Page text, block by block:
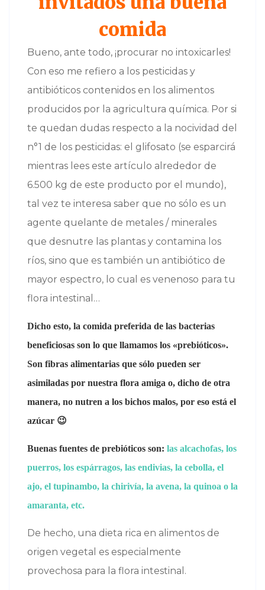
comida
Bueno, ante todo, ¡procurar no intoxicarles!
Con eso me refiero a los pesticidas y
antibióticos contenidos en los alimentos
producidos por la agricultura química. Por si
te quedan dudas respecto a la nocividad del
n°1 de los pesticidas: el glifosato (se esparcirá
mientras lees este artículo alrededor de
6.500 kg de este producto por el mundo),
tal vez te interesa saber que no sólo es un
agente quelante de metales / minerales
que desnutre las plantas y contamina los
ríos, sino que es también un antibiótico de
mayor espectro, lo cual es venenoso para tu
flora intestinal…
Dicho esto, la comida preferida de las bacterias
beneficiosas son lo que llamamos los «prebióticos».
Son fibras alimentarias que sólo pueden ser
asimiladas por nuestra flora amiga o, dicho de otra
manera, no nutren a los bichos malos, por eso está el
azúcar 😉
Buenas fuentes de prebióticos son: las alcachofas, los
puerros, los espárragos, las endivias, la cebolla, el
ajo, el tupinambo, la chirivía, la avena, la quinoa o la
amaranta, etc.
De hecho, una dieta rica en alimentos de
origen vegetal es especialmente
provechosa para la flora intestinal.